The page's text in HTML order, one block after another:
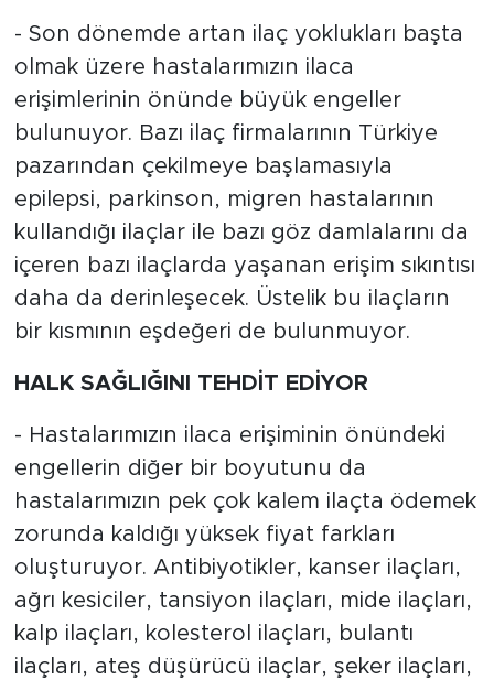
- Son dönemde artan ilaç yoklukları başta
olmak üzere hastalarımızın ilaca
erişimlerinin önünde büyük engeller
bulunuyor. Bazı ilaç firmalarının Türkiye
pazarından çekilmeye başlamasıyla
epilepsi, parkinson, migren hastalarının
kullandığı ilaçlar ile bazı göz damlalarını da
içeren bazı ilaçlarda yaşanan erişim sıkıntısı
daha da derinleşecek. Üstelik bu ilaçların
bir kısmının eşdeğeri de bulunmuyor.
HALK SAĞLIĞINI TEHDİT EDİYOR
- Hastalarımızın ilaca erişiminin önündeki
engellerin diğer bir boyutunu da
hastalarımızın pek çok kalem ilaçta ödemek
zorunda kaldığı yüksek fiyat farkları
oluşturuyor. Antibiyotikler, kanser ilaçları,
ağrı kesiciler, tansiyon ilaçları, mide ilaçları,
kalp ilaçları, kolesterol ilaçları, bulantı
ilaçları, ateş düşürücü ilaçlar, şeker ilaçları,